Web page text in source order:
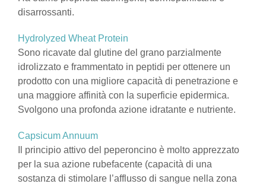
disarrossanti.
Hydrolyzed Wheat Protein
Sono ricavate dal glutine del grano parzialmente
idrolizzato e frammentato in peptidi per ottenere un
prodotto con una migliore capacità di penetrazione e
una maggiore affinità con la superficie epidermica.
Svolgono una profonda azione idratante e nutriente.
Capsicum Annuum
Il principio attivo del peperoncino è molto apprezzato
per la sua azione rubefacente (capacità di una
sostanza di stimolare l’afflusso di sangue nella zona